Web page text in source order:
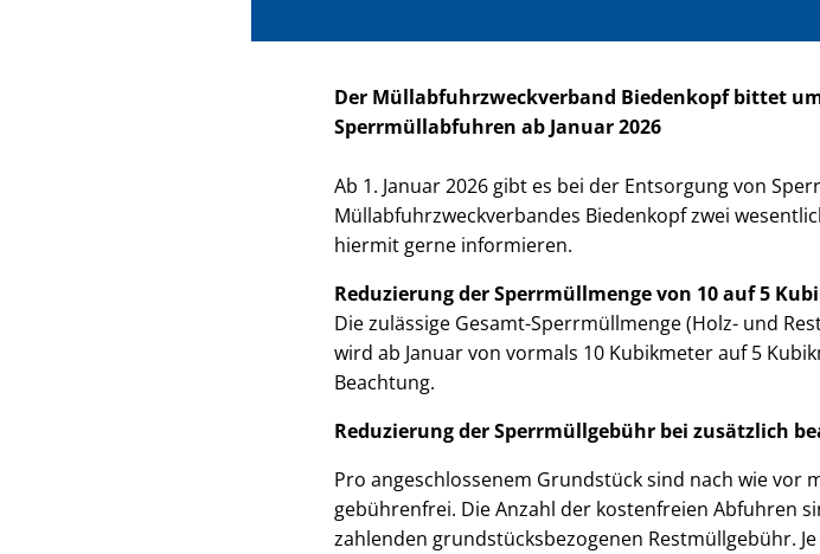
Der Müllabfuhrzweckverband Biedenkopf bittet
Sperrmüllabfuhren ab Januar 2026
Ab 1. Januar 2026 gibt es bei der Entsorgung von
Müllabfuhrzweckverbandes Biedenkopf zwei
hiermit gerne informieren.
Reduzierung der Sperrmüllmenge von 10 auf 5
Die zulässige Gesamt-Sperrmüllmenge (Holz- und
wird ab Januar von vormals 10 Kubikmeter auf 5
Beachtung.
Reduzierung der Sperrmüllgebühr bei zusätzlich
Pro angeschlossenem Grundstück sind nach wie vor
gebührenfrei. Die Anzahl der kostenfreien Abfuhren
zahlenden grundstücksbezogenen Restmüllgebühr.